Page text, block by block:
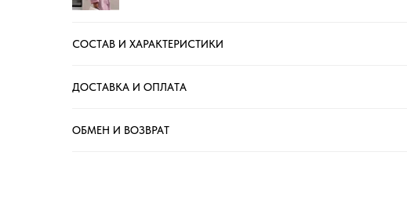
СОСТАВ И ХАРАКТЕРИСТИКИ
ДОСТАВКА И ОПЛАТА
ОБМЕН И ВОЗВРАТ